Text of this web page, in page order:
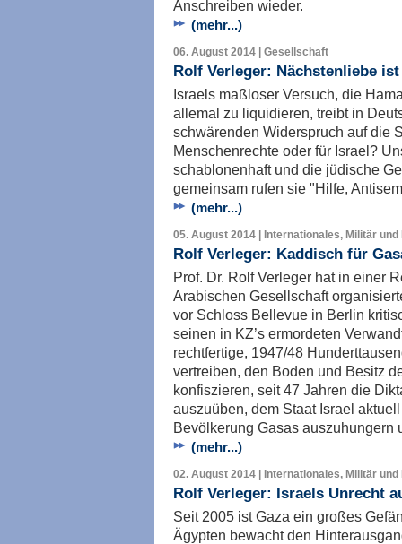
Anschreiben wieder.
(mehr...)
06. August 2014 | Gesellschaft
Rolf Verleger: Nächstenliebe
Israels maßloser Versuch, die
allemal zu liquidieren, treibt in
schwärenden Widerspruch auf die
Menschenrechte oder für Israel?
schablonenhaft und die jüdische
gemeinsam rufen sie "Hilfe,
(mehr...)
05. August 2014 | Internationales, Militär und
Rolf Verleger: Kaddisch für
Prof. Dr. Rolf Verleger hat in einer
Arabischen Gesellschaft
vor Schloss Bellevue in Berlin
seinen in KZ’s ermordeten
rechtfertige, 1947/48
vertreiben, den Boden und Besitz
konfiszieren, seit 47 Jahren die
auszuüben, dem Staat Israel
Bevölkerung Gasas auszuhungern
(mehr...)
02. August 2014 | Internationales, Militär und
Rolf Verleger: Israels Unrecht
Seit 2005 ist Gaza ein großes
Ägypten bewacht den